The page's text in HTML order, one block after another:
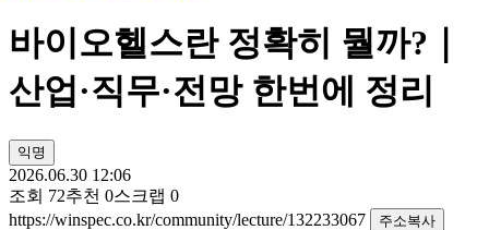
바이오헬스란 정확히 뭘까?｜
산업·직무·전망 한번에 정리
익명
2026.06.30 12:06
조회 72추천 0스크랩 0
https://winspec.co.kr/community/lecture/132233067
주소복사